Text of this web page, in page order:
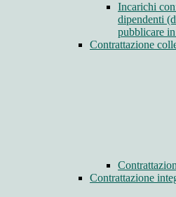
Incarichi
dipendenti
pubblicare
Contrattazione
Contrattazione